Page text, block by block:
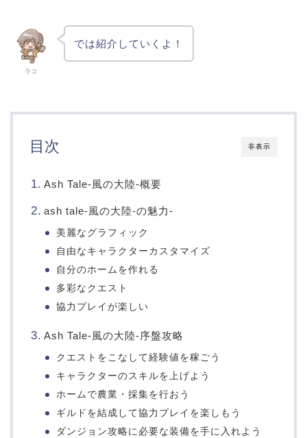
ラコ
では紹介していくよ！
非表示
目次
Ash Tale-風の大陸-概要
ash tale-風の大陸-の魅力-
美麗なグラフィック
自由なキャラクターカスタマイズ
自分のホームを作れる
多彩なクエスト
協力プレイが楽しい
Ash Tale-風の大陸-序盤攻略
クエストをこなして経験値を稼ごう
キャラクターのスキルを上げよう
ホームで農業・採集を行おう
ギルドを結成して協力プレイを楽しもう
ダンジョン攻略に必要な装備を手に入れよう